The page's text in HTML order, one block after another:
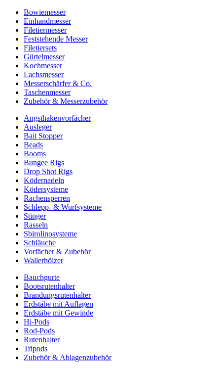
Bowiemesser
Einhandmesser
Filetiermesser
Feststehende Messer
Filetiersets
Gürtelmesser
Kochmesser
Lachsmesser
Messerschärfer & Co.
Taschenmesser
Zubehör & Messerzubehör
Angsthakenvorfächer
Ausleger
Bait Stopper
Beads
Booms
Bungee Rigs
Drop Shot Rigs
Ködernadeln
Ködersysteme
Rachensperren
Schlepp- & Wurfsysteme
Stinger
Rasseln
Sbirolinosysteme
Schläuche
Vorfächer & Zubehör
Wallerhölzer
Bauchgurte
Bootsrutenhalter
Brandungsrutenhalter
Erdstäbe mit Auflagen
Erdstäbe mit Gewinde
Hi-Pods
Rod-Pods
Rutenhalter
Tripods
Zubehör & Ablagenzubehör